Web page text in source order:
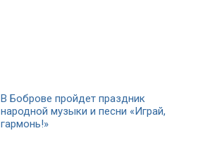
В Боброве пройдет праздник
народной музыки и песни «Играй,
гармонь!»